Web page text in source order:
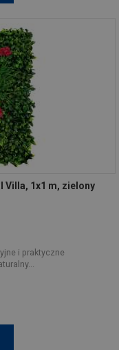
Villa, 1x1 m, zielony
i praktyczne